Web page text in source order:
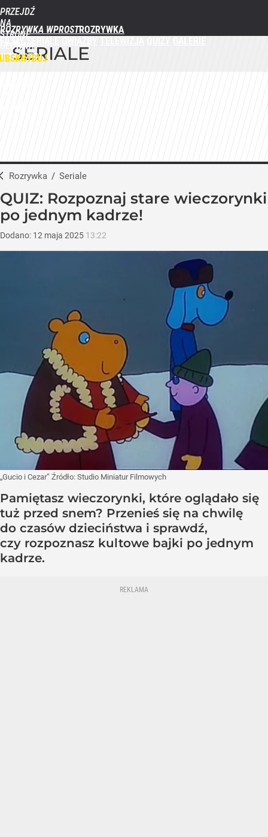
PRZEJDŹ
NA
STRONĘ
GŁÓWNĄ
WPROST.PL
ROZRYWKA WPROST
SERIALE
Rozrywka / Seriale
QUIZ: Rozpoznaj stare wieczorynki
po jednym kadrze!
Dodano: 12 maja 2025 13:22
„Gucio i Cezar” Źródło: Studio Miniatur Filmowych
Pamiętasz wieczorynki, które oglądało się
tuż przed snem? Przenieś się na chwilę
do czasów dzieciństwa i sprawdź,
czy rozpoznasz kultowe bajki po jednym
kadrze.